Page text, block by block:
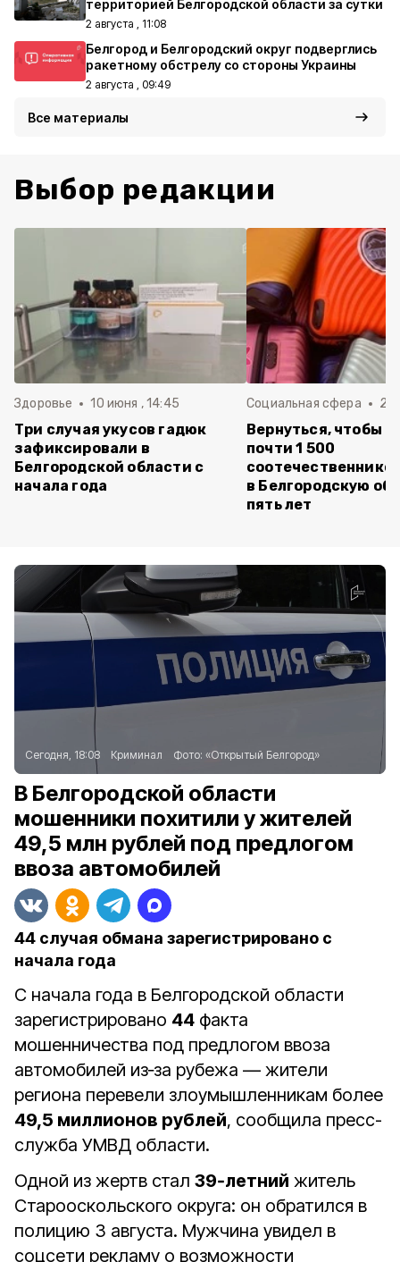
территорией Белгородской области за сутки
2 августа , 11:08
Белгород и Белгородский округ подверглись
ракетному обстрелу со стороны Украины
2 августа , 09:49
Все материалы
Выбор редакции
Здоровье 10 июня , 14:45
Три случая укусов гадюк
зафиксировали в
Белгородской области с
начала года
Социальная сфера 20
Вернуться, чтобы
почти 1 500
в Белгородскую
пять лет
Сегодня, 18:08 Криминал Фото: «Открытый Белгород»
В Белгородской области
мошенники похитили у жителей
49,5 млн рублей под предлогом
ввоза автомобилей
44 случая обмана зарегистрировано с
начала года
С начала года в Белгородской области
зарегистрировано 44 факта
мошенничества под предлогом ввоза
автомобилей из‑за рубежа — жители
региона перевели злоумышленникам более
49,5 миллионов рублей, сообщила пресс-
служба УМВД области.
Одной из жертв стал 39‑летний житель
Старооскольского округа: он обратился в
полицию 3 августа. Мужчина увидел в
соцсети рекламу о возможности